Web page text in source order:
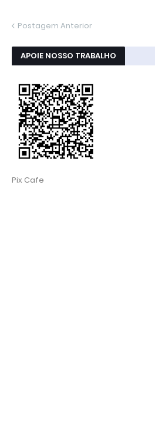
Postagem Anterior
APOIE NOSSO TRABALHO
Pix Cafe